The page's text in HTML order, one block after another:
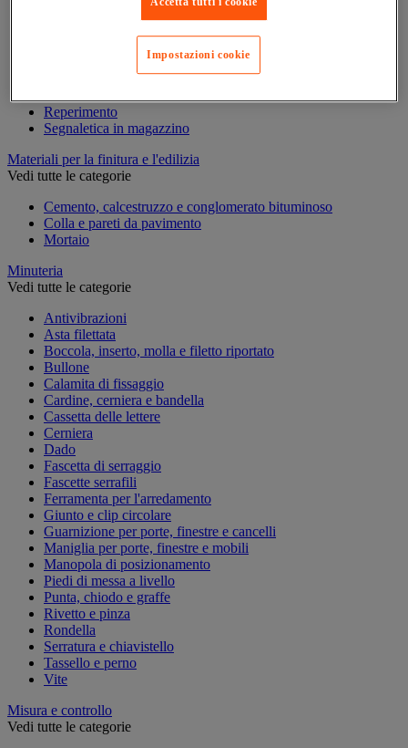
Marcatura permanente
Marcatura temporanea
Reperimento
Segnaletica in magazzino
Materiali per la finitura e l'edilizia
Vedi tutte le categorie
Cemento, calcestruzzo e conglomerato bituminoso
Colla e pareti da pavimento
Mortaio
Minuteria
Vedi tutte le categorie
Antivibrazioni
Asta filettata
Boccola, inserto, molla e filetto riportato
Bullone
Calamita di fissaggio
Cardine, cerniera e bandella
Cassetta delle lettere
Cerniera
Dado
Fascetta di serraggio
Fascette serrafili
Ferramenta per l'arredamento
Giunto e clip circolare
Guarnizione per porte, finestre e cancelli
Maniglia per porte, finestre e mobili
Manopola di posizionamento
Piedi di messa a livello
Punta, chiodo e graffe
Rivetto e pinza
Rondella
Serratura e chiavistello
Tassello e perno
Vite
Misura e controllo
Vedi tutte le categorie
Impostazioni cookie